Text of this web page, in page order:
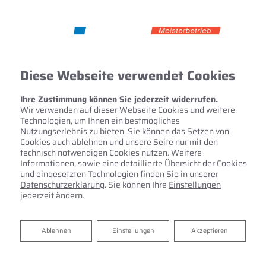
Ihr Bad aus einer Hand​ von
Heizung-Sanitär-Solar-Spenglerei
Diese Webseite verwendet Cookies
Ihre Zustimmung können Sie jederzeit widerrufen.
Wir verwenden auf dieser Webseite Cookies und weitere
Technologien, um Ihnen ein bestmögliches
Nutzungserlebnis zu bieten. Sie können das Setzen von
Cookies auch ablehnen und unsere Seite nur mit den
technisch notwendigen Cookies nutzen. Weitere
Informationen, sowie eine detaillierte Übersicht der Cookies
und eingesetzten Technologien finden Sie in unserer
Datenschutzerklärung. Sie können Ihre Einstellungen
jederzeit ändern.
Akzeptieren
Einstellungen
Ablehnen
Ablehnen